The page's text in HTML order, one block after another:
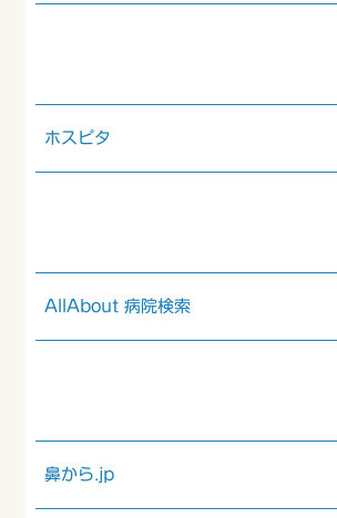
ホスピタ
AllAbout 病院検索
鼻から.jp